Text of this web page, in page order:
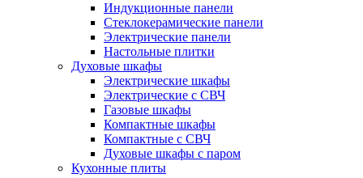
Индукционные панели
Стеклокерамические панели
Электрические панели
Настольные плитки
Духовые шкафы
Электрические шкафы
Электрические с СВЧ
Газовые шкафы
Компактные шкафы
Компактные с СВЧ
Духовые шкафы с паром
Кухонные плиты